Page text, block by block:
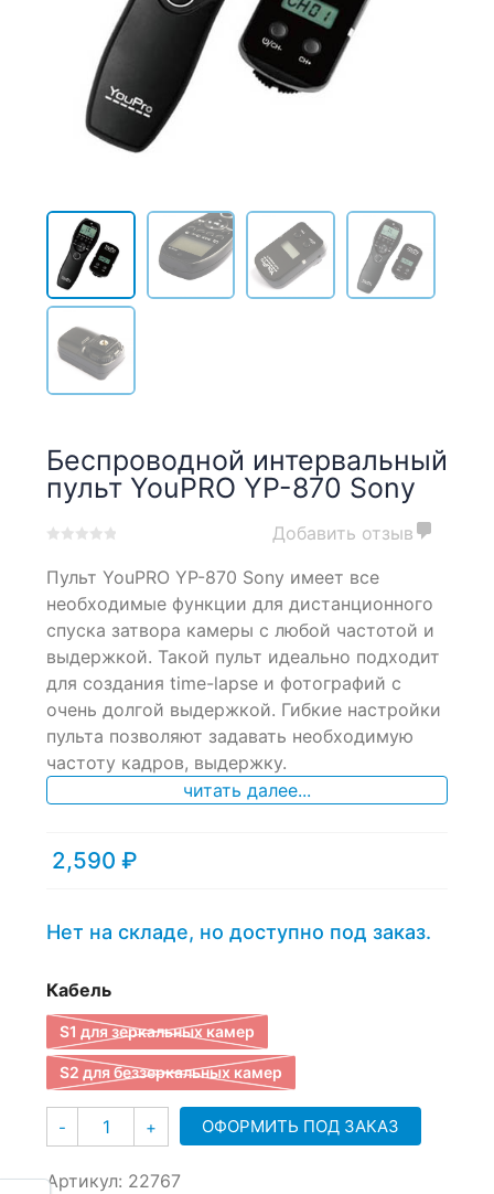
Беспроводной интервальный
пульт YouPRO YP-870 Sony
out
on
customer
ratings
Добавить отзыв
Пульт YouPRO YP-870 Sony имеет все
необходимые функции для дистанционного
спуска затвора камеры с любой частотой и
выдержкой. Такой пульт идеально подходит
для создания time-lapse и фотографий с
очень долгой выдержкой. Гибкие настройки
пульта позволяют задавать необходимую
частоту кадров, выдержку.
читать далее...
2,590 ₽
Нет на складе, но доступно под заказ.
Кабель
S1 для зеркальных камер
S2 для беззеркальных камер
- Количество
+ ОФОРМИТЬ ПОД ЗАКАЗ
Артикул: 22767